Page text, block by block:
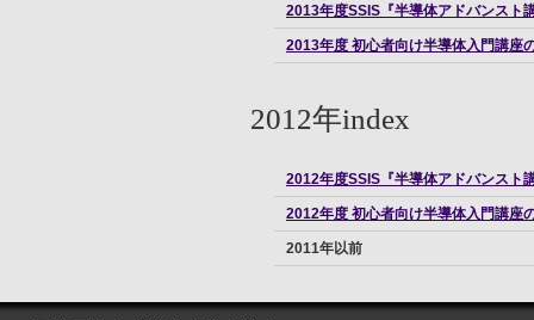
2013年度SSIS『半導体アドバンスト
2013年度 初心者向け半導体入門講座
2012年index
2012年度SSIS『半導体アドバンスト
2012年度 初心者向け半導体入門講座
2011年以前